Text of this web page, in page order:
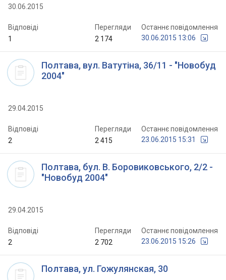
30.06.2015
Відповіді
1
Перегляди
2 174
Останнє повідомлення
30.06.2015 13:06
Полтава, вул. Ватутіна, 36/11 - "Новобуд
2004"
29.04.2015
Відповіді
2
Перегляди
2 415
Останнє повідомлення
23.06.2015 15:31
Полтава, бул. В. Боровиковського, 2/2 -
"Новобуд 2004"
29.04.2015
Відповіді
2
Перегляди
2 702
Останнє повідомлення
23.06.2015 15:26
Полтава, ул. Гожулянская, 30